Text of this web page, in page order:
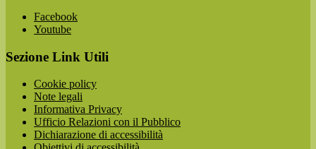
Facebook
Youtube
Sezione Link Utili
Cookie policy
Note legali
Informativa Privacy
Ufficio Relazioni con il Pubblico
Dichiarazione di accessibilità